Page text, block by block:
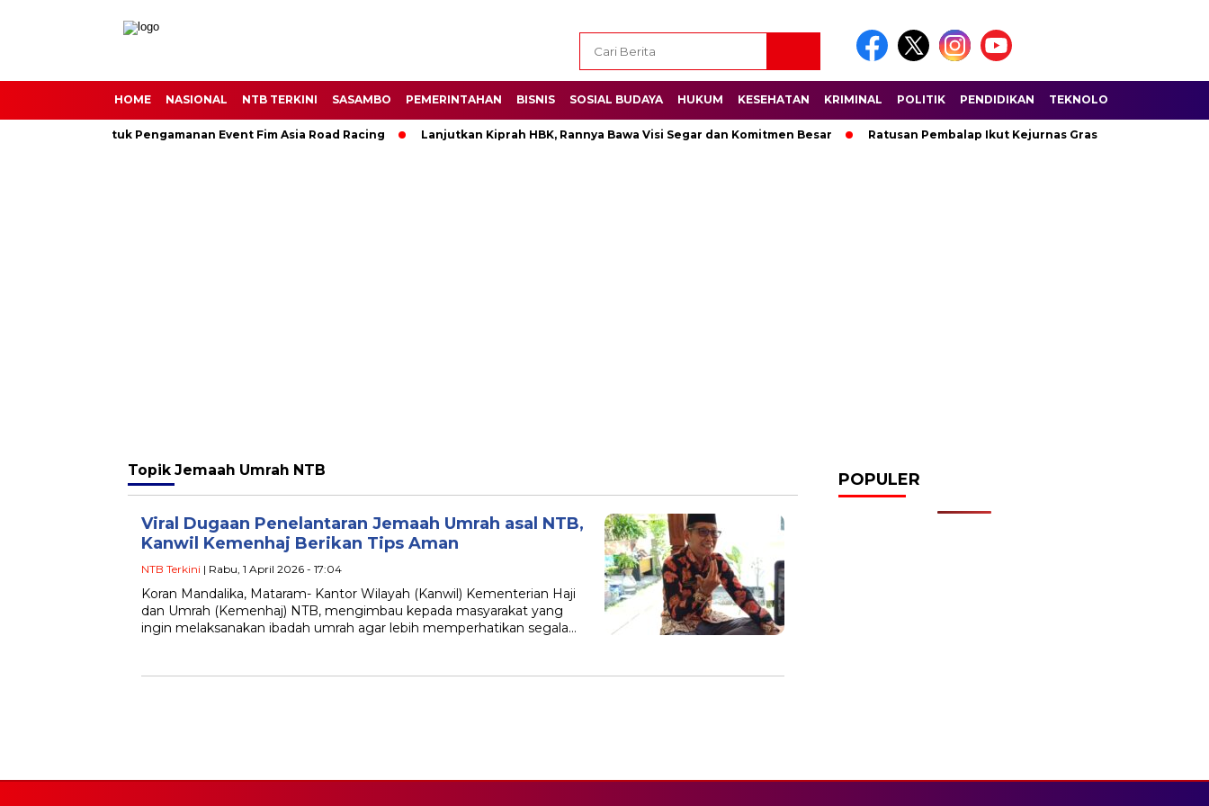
HOME NASIONAL NTB TERKINI SASAMBO PEMERINTAHAN BISNIS SOSIAL BUDAYA HUKUM KESEHATAN KRIMINAL POLITIK PENDIDIKAN TEKNOLOGI
Personel Untuk Pengamanan Event Fim Asia Road Racing Lanjutkan Kiprah HBK, Rannya Bawa Visi Segar dan Komitmen Besar Ratusan Pembalap Ikut Kejurnas Grasstrack di Sirkuit
Topik Jemaah Umrah NTB
Viral Dugaan Penelantaran Jemaah Umrah asal NTB,
Kanwil Kemenhaj Berikan Tips Aman
NTB Terkini | Rabu, 1 April 2026 - 17:04
Koran Mandalika, Mataram- Kantor Wilayah (Kanwil) Kementerian Haji
dan Umrah (Kemenhaj) NTB, mengimbau kepada masyarakat yang
ingin melaksanakan ibadah umrah agar lebih memperhatikan segala…
POPULER